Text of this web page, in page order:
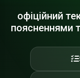
офіційний
поясненнями